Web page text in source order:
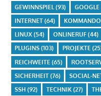
GEWINNSPIEL (93) GOOGLE
INTERNET(64)
LINUX(54) ONLINERUF(44)
PLUGINS(103) PROJEKTE
REICHWEITE (65)
SICHERHEIT(76) SOCIAL-
SSH (92) TECHNIK(27)